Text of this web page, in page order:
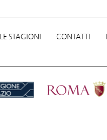
LE STAGIONI CONTATTI